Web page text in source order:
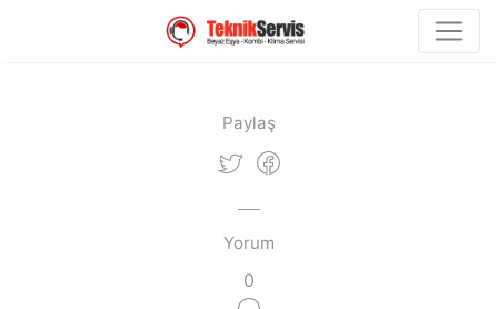
Paylaş
Yorum
0